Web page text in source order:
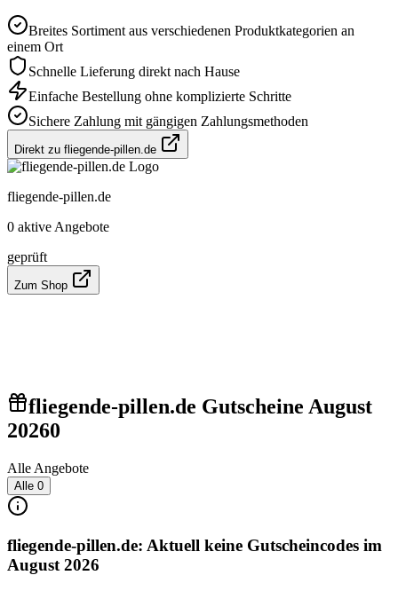
Breites Sortiment aus verschiedenen Produktkategorien an
einem Ort
Schnelle Lieferung direkt nach Hause
Einfache Bestellung ohne komplizierte Schritte
Sichere Zahlung mit gängigen Zahlungsmethoden
Direkt zu fliegende-pillen.de
fliegende-pillen.de
0 aktive Angebote
geprüft
Zum Shop
fliegende-pillen.de Gutscheine August
20260
Alle Angebote
Alle 0
fliegende-pillen.de: Aktuell keine Gutscheincodes im
August 2026